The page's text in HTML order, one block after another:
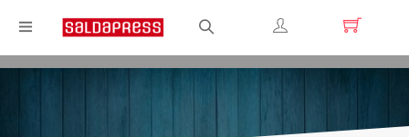
Registrati